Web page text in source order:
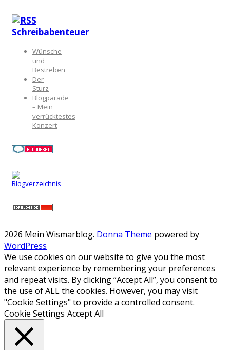
Schreibabenteuer
Wünsche
und
Bestreben
Der
Sturz
Blogparade
– Mein
verrücktestes
Konzert
2026 Mein Wismarblog. Donna Theme powered by
WordPress
We use cookies on our website to give you the most
relevant experience by remembering your preferences
and repeat visits. By clicking “Accept All”, you consent to
the use of ALL the cookies. However, you may visit
"Cookie Settings" to provide a controlled consent.
Cookie Settings Accept All